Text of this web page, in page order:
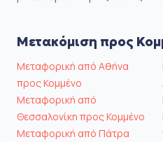
Μετακόμιση προς
Μεταφορική από Αθήνα
προς Κομμένο
Μεταφορική από
Θεσσαλονίκη προς Κομμένο
Μεταφορική από Πάτρα